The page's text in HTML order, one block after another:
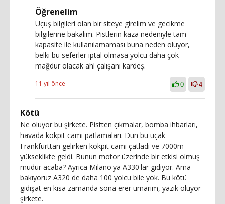
Öğrenelim
Uçuş bilgileri olan bir siteye girelim ve gecikme
bilgilerine bakalım. Pistlerin kaza nedeniyle tam
kapasite ile kullanılamaması buna neden oluyor,
belki bu seferler iptal olmasa yolcu daha çok
mağdur olacak ahl çalışanı kardeş.
11 yıl önce 0 4
Kötü
Ne oluyor bu şirkete. Pistten çıkmalar, bomba ihbarları,
havada kokpit camı patlamaları. Dün bu uçak
Frankfurttan gelirken kokpit camı çatladı ve 7000m
yükseklikte geldi. Bunun motor üzerinde bir etkisi olmuş
mudur acaba? Ayrıca Milano'ya A330'lar gidiyor. Ama
bakıyoruz A320 de daha 100 yolcu bile yok. Bu kötü
gidişat en kısa zamanda sona erer umarım, yazık oluyor
şirkete.